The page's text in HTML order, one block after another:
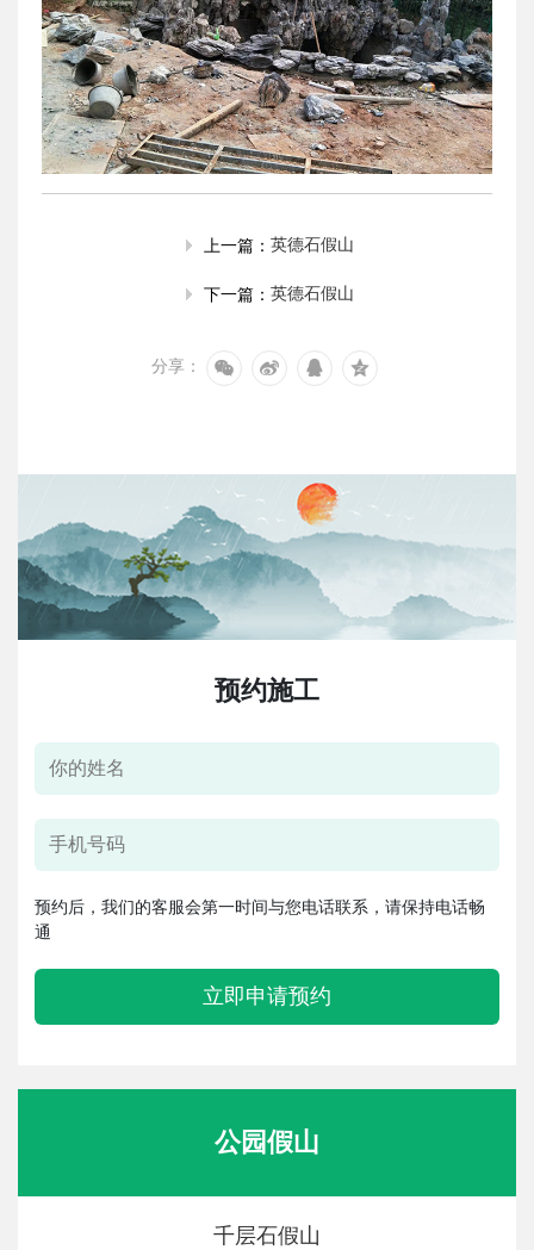
预约施工
预约后，我们的客服会第一时间与您电话联系，请保持电话畅
通
立即申请预约
公园假山
千层石假山
上一篇： 英德石假山
下一篇： 英德石假山
分享：